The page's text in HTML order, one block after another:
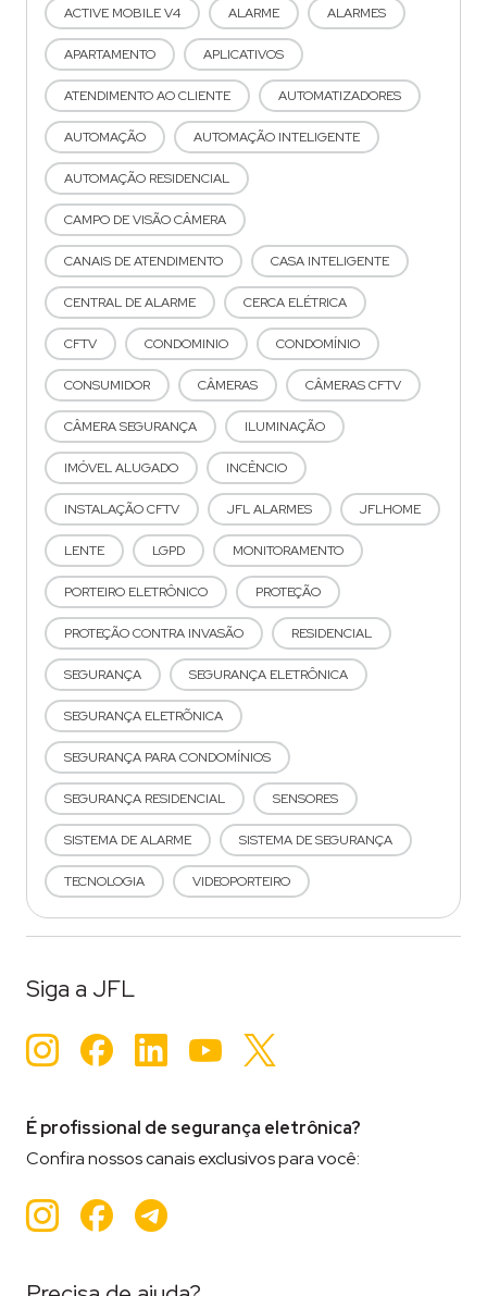
ACTIVE MOBILE V4 ALARME ALARMES
APARTAMENTO APLICATIVOS
ATENDIMENTO AO CLIENTE AUTOMATIZADORES
AUTOMAÇÃO AUTOMAÇÃO INTELIGENTE
AUTOMAÇÃO RESIDENCIAL
CAMPO DE VISÃO CÂMERA
CANAIS DE ATENDIMENTO CASA INTELIGENTE
CENTRAL DE ALARME CERCA ELÉTRICA
CFTV CONDOMINIO CONDOMÍNIO
CONSUMIDOR CÂMERAS CÂMERAS CFTV
CÂMERA SEGURANÇA ILUMINAÇÃO
IMÓVEL ALUGADO INCÊNCIO
INSTALAÇÃO CFTV JFL ALARMES JFLHOME
LENTE LGPD MONITORAMENTO
PORTEIRO ELETRÔNICO PROTEÇÃO
PROTEÇÃO CONTRA INVASÃO RESIDENCIAL
SEGURANÇA SEGURANÇA ELETRÔNICA
SEGURANÇA ELETRÕNICA
SEGURANÇA PARA CONDOMÍNIOS
SEGURANÇA RESIDENCIAL SENSORES
SISTEMA DE ALARME SISTEMA DE SEGURANÇA
TECNOLOGIA VIDEOPORTEIRO
Siga a JFL
Instagram
Facebook
LinkedInYouTube
É profissional de segurança eletrônica?
Confira nossos canais exclusivos para você:
Instagram
Facebook
Teleram